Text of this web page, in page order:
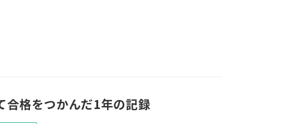
合格をつかんだ1年の記録